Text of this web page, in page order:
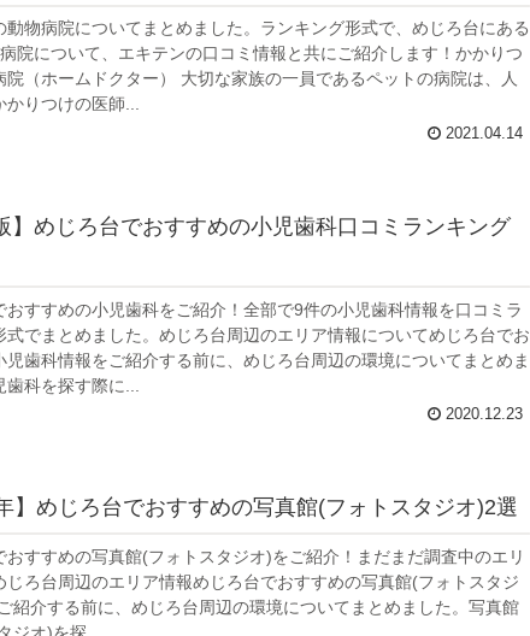
動物病院についてまとめました。ランキング形式で、めじろ台にある
院について、エキテンの口コミ情報と共にご紹介します！かかりつ
院（ホームドクター） 大切な家族の一員であるペットの病院は、人
かりつけの医師...
2021.04.14
】めじろ台でおすすめの小児歯科口コミランキング
おすすめの小児歯科をご紹介！全部で9件の小児歯科情報を口コミラ
式でまとめました。めじろ台周辺のエリア情報についてめじろ台でお
児歯科情報をご紹介する前に、めじろ台周辺の環境についてまとめま
歯科を探す際に...
2020.12.23
】めじろ台でおすすめの写真館(フォトスタジオ)2選
おすすめの写真館(フォトスタジオ)をご紹介！まだまだ調査中のエリ
じろ台周辺のエリア情報めじろ台でおすすめの写真館(フォトスタジ
紹介する前に、めじろ台周辺の環境についてまとめました。写真館
ジオ)を探...